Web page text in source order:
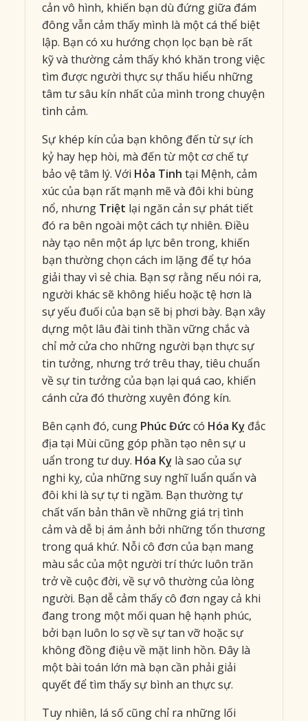
cản vô hình, khiến bạn dù đứng giữa đám
đông vẫn cảm thấy mình là một cá thể biệt
lập. Bạn có xu hướng chọn lọc bạn bè rất
kỹ và thường cảm thấy khó khăn trong việc
tìm được người thực sự thấu hiểu những
tâm tư sâu kín nhất của mình trong chuyện
tình cảm.
Sự khép kín của bạn không đến từ sự ích
kỷ hay hẹp hòi, mà đến từ một cơ chế tự
bảo vệ tâm lý. Với Hỏa Tinh tại Mệnh, cảm
xúc của bạn rất mạnh mẽ và đôi khi bùng
nổ, nhưng Triệt lại ngăn cản sự phát tiết
đó ra bên ngoài một cách tự nhiên. Điều
này tạo nên một áp lực bên trong, khiến
bạn thường chọn cách im lặng để tự hóa
giải thay vì sẻ chia. Bạn sợ rằng nếu nói ra,
người khác sẽ không hiểu hoặc tệ hơn là
sự yếu đuối của bạn sẽ bị phơi bày. Bạn xây
dựng một lâu đài tinh thần vững chắc và
chỉ mở cửa cho những người bạn thực sự
tin tưởng, nhưng trớ trêu thay, tiêu chuẩn
về sự tin tưởng của bạn lại quá cao, khiến
cánh cửa đó thường xuyên đóng kín.
Bên cạnh đó, cung Phúc Đứccó Hóa Kỵ đắc
địa tại Mùi cũng góp phần tạo nên sự u
uẩn trong tư duy. Hóa Kỵ là sao của sự
nghi kỵ, của những suy nghĩ luẩn quẩn và
đôi khi là sự tự ti ngầm. Bạn thường tự
chất vấn bản thân về những giá trị tình
cảm và dễ bị ám ảnh bởi những tổn thương
trong quá khứ. Nỗi cô đơn của bạn mang
màu sắc của một người trí thức luôn trăn
trở về cuộc đời, về sự vô thường của lòng
người. Bạn dễ cảm thấy cô đơn ngay cả khi
đang trong một mối quan hệ hạnh phúc,
bởi bạn luôn lo sợ về sự tan vỡ hoặc sự
không đồng điệu về mặt linh hồn. Đây là
một bài toán lớn mà bạn cần phải giải
quyết để tìm thấy sự bình an thực sự.
Tuy nhiên, lá số cũng chỉ ra những lối